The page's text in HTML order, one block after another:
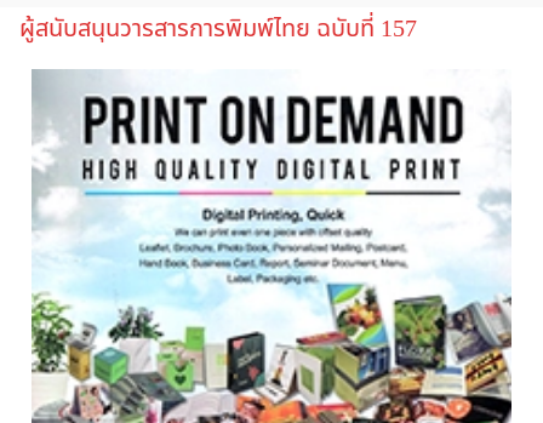
ผู้สนับสนุนวารสารการพิมพ์ไทย ฉบับที่ 157